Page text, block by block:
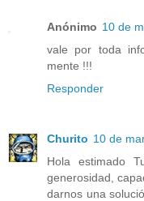
Anónimo 10 de
vale por toda
mente !!!
Responder
Churito 10 de
Hola estimado
generosidad,
darnos una